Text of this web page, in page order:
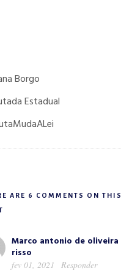
Borgo
Estadual
ARE 6 COMMENTS ON THIS
Marco antonio de oliveira
risso
fev 01, 2021 Responder